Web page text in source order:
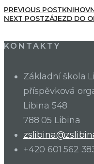
PREVIOUS POST
NEXT POSTZÁJEZD DO
KONTAKTY
Základní škola
příspěvková
Libina 548
788 05 Libina
+420 601 562